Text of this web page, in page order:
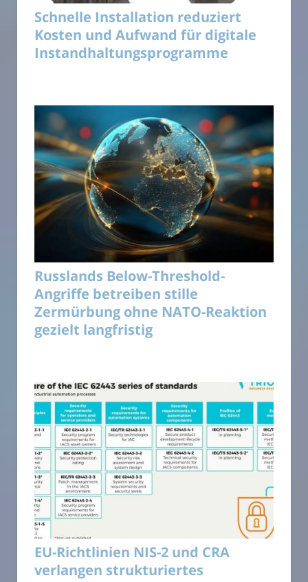
Schnelle Installation reduziert
Kosten und Aufwand für digitale
Instandhaltungsprogramme
Russlands Below-Threshold-
Angriffe betreiben stille
Zermürbung ohne NATO-Reaktion
gezielt langfristig
EU-Richtlinien NIS-2 und CRA
verlangen strukturiertes